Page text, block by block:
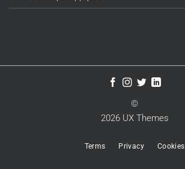
©
2026 UX Themes
Terms Privacy Cookies